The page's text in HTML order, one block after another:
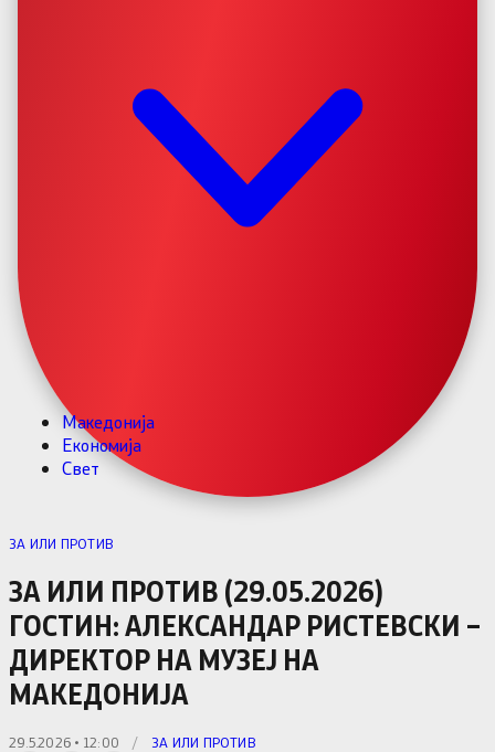
Македонија
Економија
Свет
ЗА ИЛИ ПРОТИВ
ЗА ИЛИ ПРОТИВ (29.05.2026)
ГОСТИН: АЛЕКСАНДАР РИСТЕВСКИ –
ДИРЕКТОР НА МУЗЕЈ НА
МАКЕДОНИЈА
29.5.2026 • 12:00 / ЗА ИЛИ ПРОТИВ